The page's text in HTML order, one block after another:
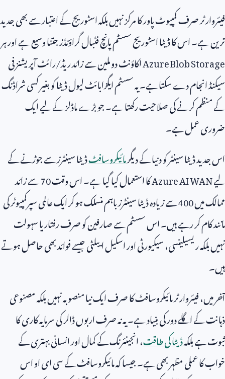
فیئروارٹر صرف کمپیوٹ پاور کا مرکز نہیں بلکہ اسٹوریج کے اعتبار سے بھی جدید
ترین ہے۔ اس کا ڈیٹا اسٹوریج سسٹم پانچ فٹبال گراؤنڈز جتنا وسیع ہے اور ہر
Azure Blob Storageاکاؤنٹ دو ملین سے زائد ریڈ/رائٹ آپریشنز فی
سیکنڈ انجام دے سکتا ہے۔ یہ سسٹم ایگزابائٹ لیول ڈیٹا کو بغیر کسی شراڈنگ
کے منظم کرنے کی صلاحیت رکھتا ہے۔ جو بڑے ماڈلز کے لیے ایک
ضروری عمل ہے۔
اس جدید ڈیٹا سینٹر کو دنیا کے دیگرمائیکروسافٹڈیٹا سینٹرز سے جوڑنے کے
لیےAzure AI WANکا استعمال کیا گیا ہے۔ اس وقت70سے زائد
ممالک میں400سے زیادہ ڈیٹا سینٹرز باہم منسلک ہو کر ایک عالمی سپرکمپیوٹر کی
مانند کام کر رہے ہیں۔ اس سسٹم سے صارفین کو صرف رفتار یا سہولت
نہیں بلکہ ریسیلینسی، سیکیورٹی اور اسکیل ایبلٹی جیسے فوائد بھی حاصل ہوتے
ہیں۔
آخر میں، فیئروارٹر مائیکروسافٹ کا صرف ایک نیا منصوبہ نہیں بلکہ مصنوعی
ذہانت کے اگلے دور کی بنیاد ہے۔ یہ نہ صرف اربوں ڈالر کی سرمایہ کاری کا
ثبوت ہے بلکہڈیٹا کی طاقت، انجینئرنگ کے کمال اور انسانی بہتری کے
خواب کا عملی مظہر بھی ہے۔ جیسا کہ مائیکروسافٹ کے سی ای او اس